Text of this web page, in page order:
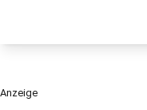
Anzeige